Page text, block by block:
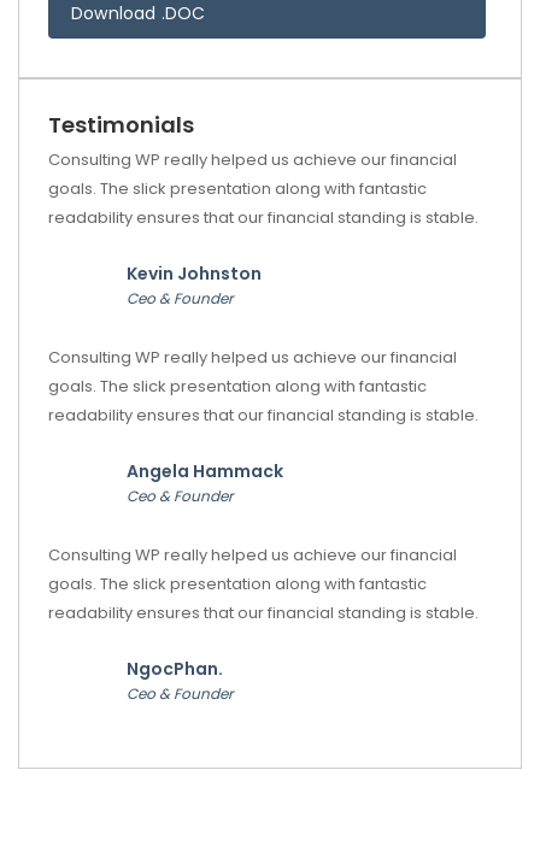
Download .DOC
Testimonials
Consulting WP really helped us achieve our financial
goals. The slick presentation along with fantastic
readability ensures that our financial standing is stable.
Kevin Johnston
Ceo & Founder
Consulting WP really helped us achieve our financial
goals. The slick presentation along with fantastic
readability ensures that our financial standing is stable.
Angela Hammack
Ceo & Founder
Consulting WP really helped us achieve our financial
goals. The slick presentation along with fantastic
readability ensures that our financial standing is stable.
NgocPhan.
Ceo & Founder